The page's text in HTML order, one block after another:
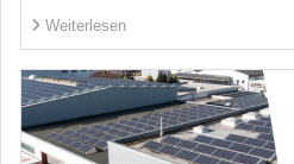
Weiterlesen